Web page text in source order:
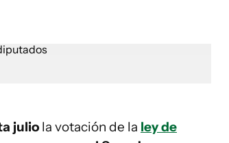
julio la votación de la ley de